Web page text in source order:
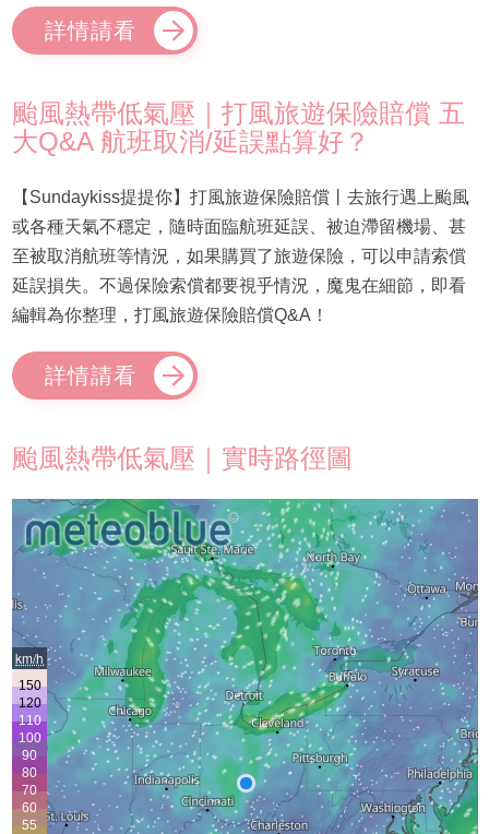
詳情請看
颱風熱帶低氣壓｜打風旅遊保險賠償 五
大Q&A 航班取消/延誤點算好？
【Sundaykiss提提你】打風旅遊保險賠償丨去旅行遇上颱風
或各種天氣不穩定，隨時面臨航班延誤、被迫滯留機場、甚
至被取消航班等情況，如果購買了旅遊保險，可以申請索償
延誤損失。不過保險索償都要視乎情況，魔鬼在細節，即看
編輯為你整理，打風旅遊保險賠償Q&A！
詳情請看
颱風熱帶低氣壓｜實時路徑圖